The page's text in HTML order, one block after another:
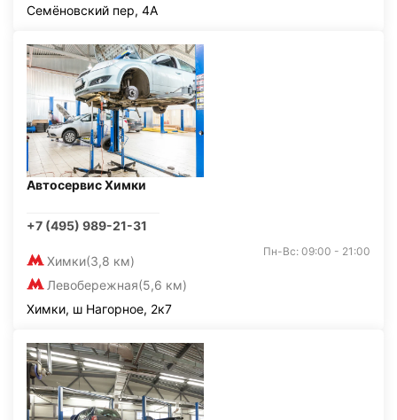
Семёновский пер, 4А
Автосервис Химки
+7 (495) 989-21-31
Химки(3,8 км)
Левобережная(5,6 км)
Пн-Вс: 09:00 - 21:00
Химки, ш Нагорное, 2к7